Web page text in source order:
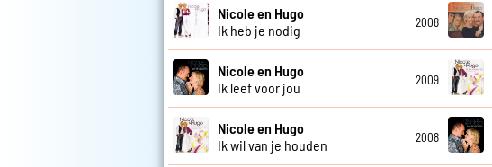
Nicole en Hugo
Ik heb je nodig
2008
Nicole en Hugo
Ik leef voor jou
2009
Nicole en Hugo
Ik wil van je houden
2008